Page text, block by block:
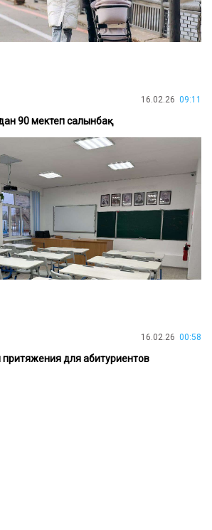
16.02.26 09:11
90 мектеп салынбақ
16.02.26 00:58
для абитуриентов